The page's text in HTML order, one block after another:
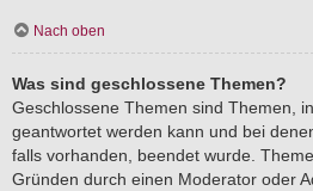
Nach oben
Was sind geschlossene Themen?
Geschlossene Themen sind Themen,
geantwortet werden kann und bei
falls vorhanden, beendet wurde.
Gründen durch einen Moderator oder